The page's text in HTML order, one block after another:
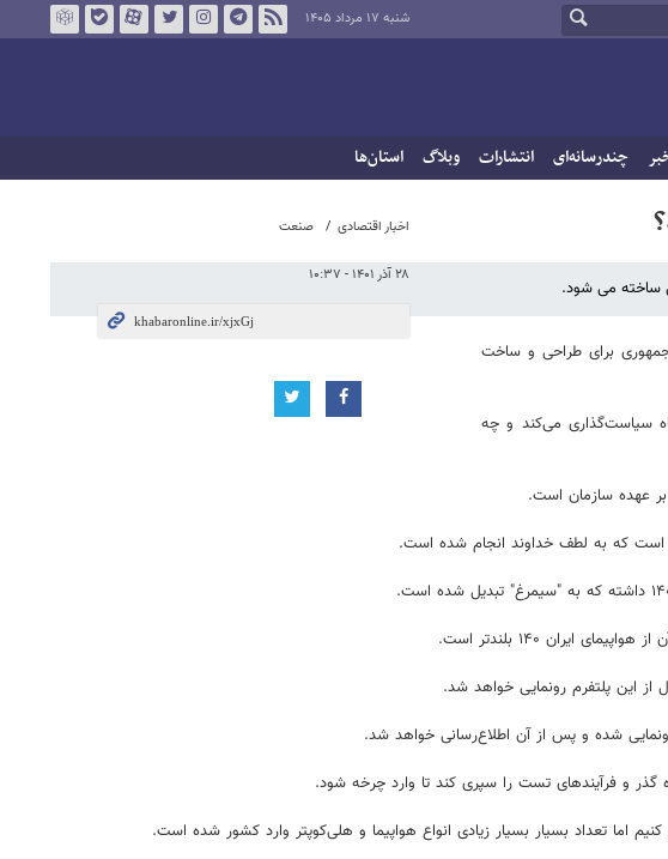
شنبه ۱۷ مرداد ۱۴۰۵
چندرسانه‌ای انتشارات وبلاگ استان‌ها
اخبار اقتصادی صنعت
۲۸ آذر ۱۴۰۱ - ۱۰:۳۷
ساخته می شود.
برای طراحی و ساخت
سیاست‌گذاری می‌کند و چه
عهده سازمان است.
است که به لطف خداوند انجام شده است.
از این پلتفرم رونمایی خواهد شد.
شده و پس از آن اطلاع‌رسانی خواهد شد.
گذر و فرآیندهای تست را سپری کند تا وارد چرخه شود.